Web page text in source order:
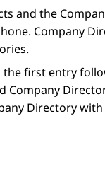
and the
Company
first entry
Company
Directory